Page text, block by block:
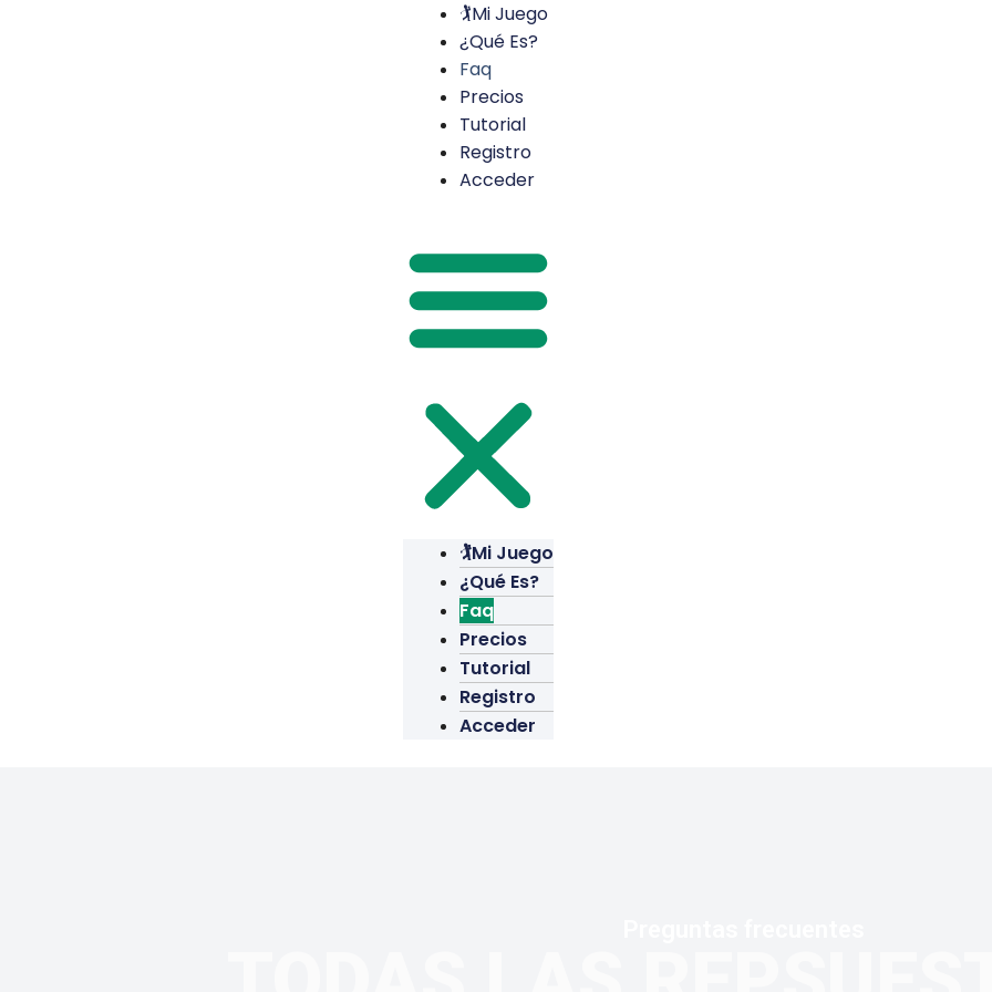
🏌️Mi Juego
¿Qué Es?
Faq
Precios
Tutorial
Registro
Acceder
🏌️Mi Juego
¿Qué Es?
Faq
Precios
Tutorial
Registro
Acceder